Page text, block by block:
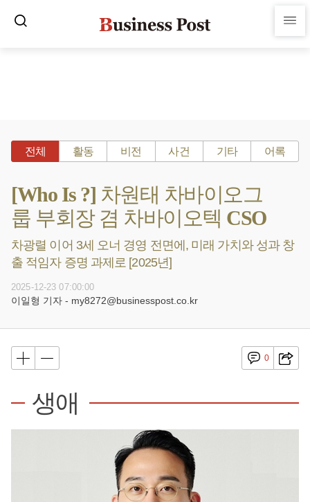
전체 활동 비전 사건 기타 어록
[Who Is ?] 차원태 차바이오그
룹 부회장 겸 차바이오텍 CSO
차광렬 이어 3세 오너 경영 전면에, 미래 가치와 성과 창
출 적임자 증명 과제로 [2025년]
2025-12-23 07:00:00
이일형 기자 - my8272@businesspost.co.kr
0
생애